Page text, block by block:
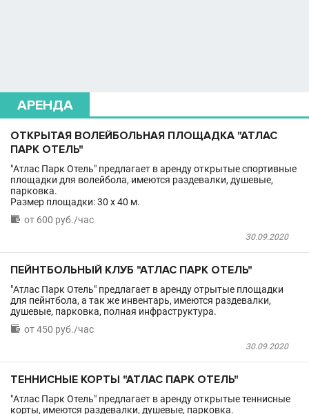
АРЕНДА
ОТКРЫТАЯ ВОЛЕЙБОЛЬНАЯ ПЛОЩАДКА "АТЛАС
ПАРК ОТЕЛЬ"
"Атлас Парк Отель" предлагает в аренду открытые спортивные
площадки для волейбола, имеются раздевалки, душевые,
парковка.
Размер площадки: 30 x 40 м.
 от 600 руб./час
30.09.2020
ПЕЙНТБОЛЬНЫЙ КЛУБ "АТЛАС ПАРК ОТЕЛЬ"
"Атлас Парк Отель" предлагает в аренду отрытые площадки
для пейнтбола, а так же инвентарь, имеются раздевалки,
душевые, парковка, полная инфраструктура.
 от 450 руб./час
30.09.2020
ТЕННИСНЫЕ КОРТЫ "АТЛАС ПАРК ОТЕЛЬ"
"Атлас Парк Отель" предлагает в аренду открытые теннисные
корты, имеются раздевалки, душевые, парковка.